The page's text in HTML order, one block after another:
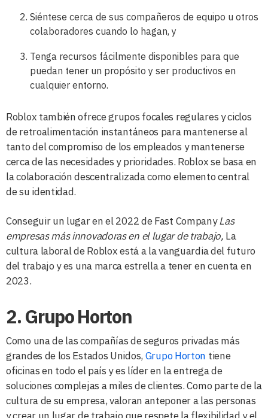
Siéntese cerca de sus compañeros de equipo u otros
colaboradores cuando lo hagan, y
Tenga recursos fácilmente disponibles para que
puedan tener un propósito y ser productivos en
cualquier entorno.
Roblox también ofrece grupos focales regulares y ciclos
de retroalimentación instantáneos para mantenerse al
tanto del compromiso de los empleados y mantenerse
cerca de las necesidades y prioridades. Roblox se basa en
la colaboración descentralizada como elemento central
de su identidad.
Conseguir un lugar en el 2022 de Fast CompanyLas
empresas más innovadoras en el lugar de trabajo, La
cultura laboral de Roblox está a la vanguardia del futuro
del trabajo y es una marca estrella a tener en cuenta en
2023.
2. Grupo Horton
Como una de las compañías de seguros privadas más
grandes de los Estados Unidos, Grupo Horton tiene
oficinas en todo el país y es líder en la entrega de
soluciones complejas a miles de clientes. Como parte de la
cultura de su empresa, valoran anteponer a las personas